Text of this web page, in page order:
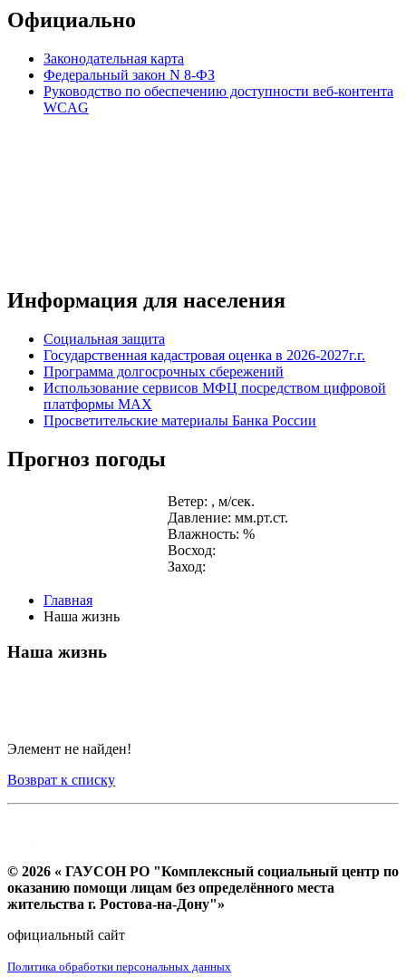
Официально
Законодательная карта
Федеральный закон N 8-ФЗ
Руководство по обеспечению доступности веб-контента
WCAG
Информация для населения
Социальная защита
Государственная кадастровая оценка в 2026-2027г.г.
Программа долгосрочных сбережений
Использование сервисов МФЦ посредством цифровой
платформы MAX
Просветительские материалы Банка России
Прогноз погоды
Ветер: , м/сек.
Давление: мм.рт.ст.
Влажность: %
Восход:
Заход:
Главная
Наша жизнь
Наша жизнь
Элемент не найден!
Возврат к списку
© 2026 « ГАУСОН РО "Комплексный социальный центр по
оказанию помощи лицам без определённого места
жительства г. Ростова-на-Дону"»
официальный сайт
Политика обработки персональных данных